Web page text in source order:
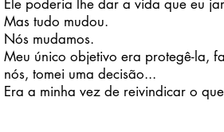
Ele poderia lhe dar a vida que eu
Mas tudo mudou.
Nós mudamos.
Meu único objetivo era protegê-la,
nós, tomei uma decisão...
Era a minha vez de reivindicar o